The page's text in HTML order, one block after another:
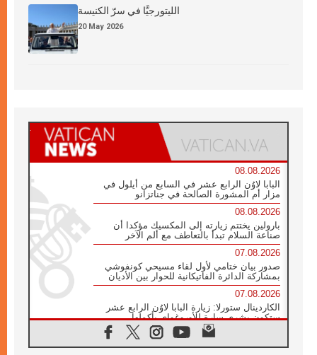
الليتورجيَّا في سرّ الكنيسة
20 May 2026
08.08.2026
البابا لاوُن الرابع عشر في السابع من أيلول في
مزار أم المشورة الصالحة في جناتزانو
08.08.2026
بارولين يختتم زيارته إلى المكسيك مؤكدا أن
صناعة السلام تبدأ بالتعاطف مع ألم الآخر
07.08.2026
صدور بيان ختامي لأول لقاء مسيحي كونفوشي
بمشاركة الدائرة الفاتيكانية للحوار بين الأديان
07.08.2026
الكاردينال ستورلا: زيارة البابا لاوُن الرابع عشر
ستكون بشرى سارة للأوروغواي بأكملها
الفاتيكان يعلن برنامج الزيارة الرسولية للبابا لاوُن